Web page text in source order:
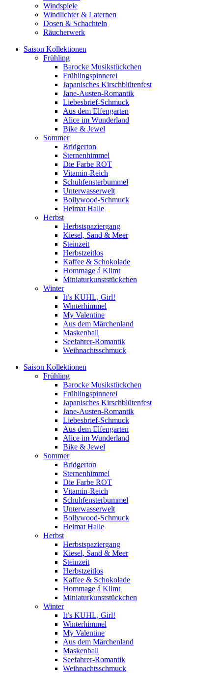
Windspiele
Windlichter & Laternen
Dosen & Schachteln
Räucherwerk
Saison Kollektionen
Frühling
Barocke Musikstückchen
Frühlingspinnerei
Japanisches Kirschblütenfest
Jane-Austen-Romantik
Liebesbrief-Schmuck
Aus dem Elfengarten
Alice im Wunderland
Bike & Jewel
Sommer
Bridgerton
Sternenhimmel
Die Farbe ROT
Vitamin-Reich
Schuhfensterbummel
Unterwasserwelt
Bollywood-Schmuck
Heimat Halle
Herbst
Herbstspaziergang
Kiesel, Sand & Meer
Steinzeit
Herbstzeitlos
Kaffee & Schokolade
Hommage á Klimt
Miniaturkunststückchen
Winter
It’s KUHL, Girl!
Winterhimmel
My Valentine
Aus dem Märchenland
Maskenball
Seefahrer-Romantik
Weihnachtsschmuck
Saison Kollektionen
Frühling
Barocke Musikstückchen
Frühlingspinnerei
Japanisches Kirschblütenfest
Jane-Austen-Romantik
Liebesbrief-Schmuck
Aus dem Elfengarten
Alice im Wunderland
Bike & Jewel
Sommer
Bridgerton
Sternenhimmel
Die Farbe ROT
Vitamin-Reich
Schuhfensterbummel
Unterwasserwelt
Bollywood-Schmuck
Heimat Halle
Herbst
Herbstspaziergang
Kiesel, Sand & Meer
Steinzeit
Herbstzeitlos
Kaffee & Schokolade
Hommage á Klimt
Miniaturkunststückchen
Winter
It’s KUHL, Girl!
Winterhimmel
My Valentine
Aus dem Märchenland
Maskenball
Seefahrer-Romantik
Weihnachtsschmuck